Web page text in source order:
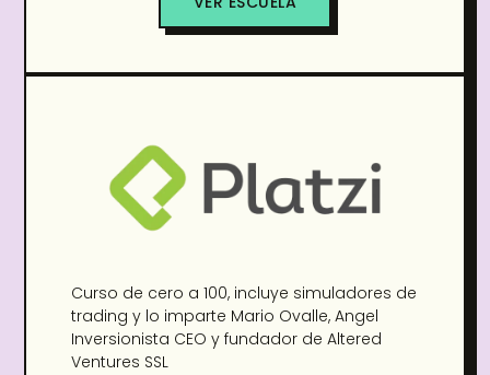
Curso de cero a 100, incluye simuladores de
trading y lo imparte Mario Ovalle, Angel
Inversionista CEO y fundador de Altered
Ventures SSL